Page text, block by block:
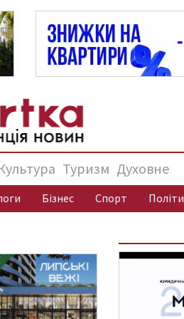
Туризм Духовне
Бізнес Спорт